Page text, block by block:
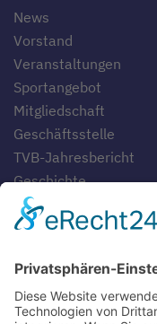
News
Vorstand
Veranstaltungen
Sportangebot
Mitgliedschaft
Geschäftsstelle
TVB-Jahresbericht
Geschichte
Gaststätten
Blog
Downloads